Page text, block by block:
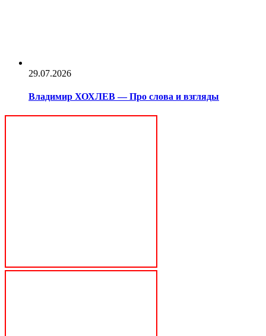
29.07.2026
Владимир ХОХЛЕВ — Про слова и взгляды